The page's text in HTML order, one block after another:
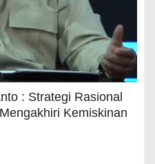
: Strategi Rasional
Kemiskinan